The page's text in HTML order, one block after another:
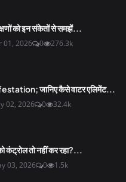
को इन संकेतों से समझें...
01, 2026 0 276.3k
जानिए कैसे वाटर एलिमेंट...
02, 2026 0 32.4k
कंट्रोल तो नहीं कर रहा?...
03, 2026 0 1.5k